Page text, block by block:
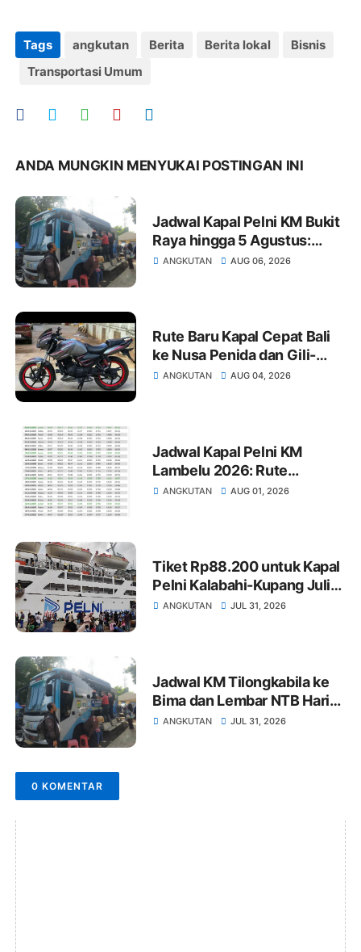
Tags angkutan Berita Berita lokal
Bisnis
Transportasi Umum
ANDA MUNGKIN MENYUKAI POSTINGAN INI
Jadwal Kapal Pelni KM Bukit
Raya hingga 5 Agustus:
Rute Surabaya-Pontianak,
ANGKUTAN AUG 06, 2026
Rute Baru Kapal Cepat Bali
ke Nusa Penida dan Gili-
Lombok, Semaya One
ANGKUTAN AUG 04, 2026
Jadwal Kapal Pelni KM
Lambelu 2026: Rute
Pantoloan, Tarakan,
ANGKUTAN AUG 01, 2026
Tiket Rp88.200 untuk Kapal
Pelni Kalabahi-Kupang Juli
2026: KM Awu dan Wilis
ANGKUTAN JUL 31, 2026
Jadwal KM Tilongkabila ke
Bima dan Lembar NTB Hari
Ini 28 Juli - 13 Agustus 2026
ANGKUTAN JUL 31, 2026
0 KOMENTAR